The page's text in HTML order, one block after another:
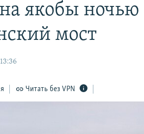
якобы ночью
мост
Читать без VPN